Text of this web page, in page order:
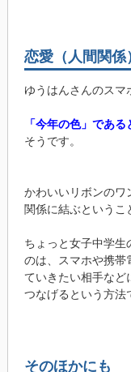
恋愛（人間関
ゆうはんさんのスマ
「今年の色」であ
そうです。
かわいいリボンのワ
関係に結ぶというこ
ちょっと女子中学生
のは、スマホや携帯
ていきたい相手など
つなげるという方法
そのほかにも